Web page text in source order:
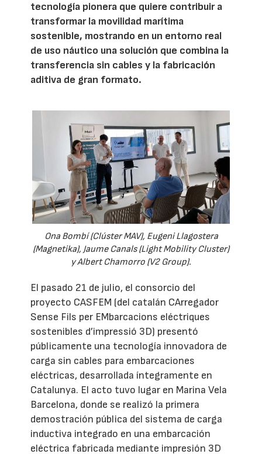
tecnología pionera que quiere contribuir a
transformar la movilidad marítima
sostenible, mostrando en un entorno real
de uso náutico una solución que combina la
transferencia sin cables y la fabricación
aditiva de gran formato.
Ona Bombí (Clúster MAV), Eugeni Llagostera
(Magnetika), Jaume Canals (Light Mobility Cluster)
y Albert Chamorro (V2 Group).
El pasado 21 de julio, el consorcio del
proyecto CASFEM (del catalán CArregador
Sense Fils per EMbarcacions eléctriques
sostenibles d’impressió 3D) presentó
públicamente una tecnología innovadora de
carga sin cables para embarcaciones
eléctricas, desarrollada íntegramente en
Catalunya. El acto tuvo lugar en Marina Vela
Barcelona, donde se realizó la primera
demostración pública del sistema de carga
inductiva integrado en una embarcación
eléctrica fabricada mediante impresión 3D